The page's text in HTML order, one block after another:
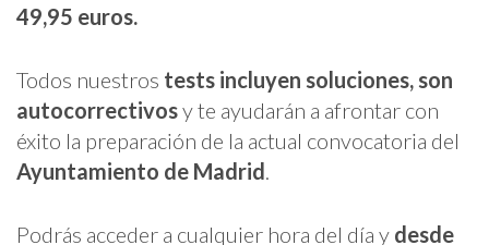
49,95 euros.
Todos nuestros tests incluyen soluciones, son
autocorrectivosy te ayudarán a afrontar con
éxito la preparación de la actual convocatoria del
Ayuntamiento de Madrid
Podrás acceder a cualquier hora del día y desde